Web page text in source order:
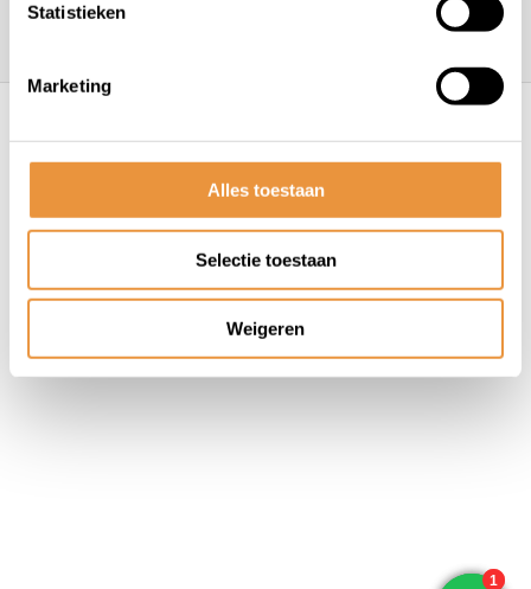
Statistieken
Marketing
Alles toestaan
Selectie toestaan
Weigeren
Algemene voorwaarden Disclaimer
Privacy
Policy
Sitemap